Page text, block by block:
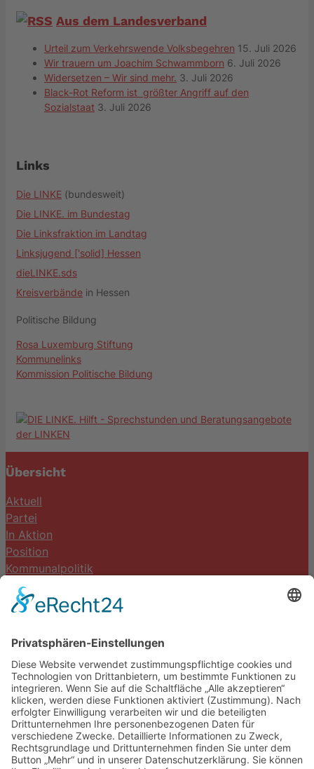
Aus dem Landesverband
Urteil zum Verkehrswende Volksbegehren 15. Juli 2026
Wir trauern um Joachim Schwammborn 6. Juli 2026
Widersetzen – Wir sind mehr. 3. Juli 2026
Black-Rot Reform ist größter Angriff auf den
Sozialstaat 3. Juli 2026
Links
Die LINKE (bundesweit)
Die LINKE. im Bundestag
Die Linksfraktion im Landtag
Linksjugend ['solid] Hessen
dieLINKE.sds
Kreisverbände in Hessen
Politische Bildung
Rosa Luxemburg Stiftung
Kommunelinks
Kommission Politische Bildung
Übersicht
Aktuell
Partei
In Aktion
Position
Kommunalpolitik
Termine
DIE LINKE. Schwalm-Eder
Steingasse 5
34613 Schwalmstadt
Tel.06691 8077899
info@die-linke-schwalm-eder.de